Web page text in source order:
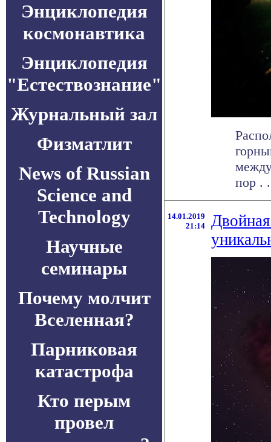
Энциклопедия
космонавтика
Энциклопедия
"Естествознание"
Журнальный зал
Физматлит
News of Russian
Science and
Technology
Научные
семинары
Почему молчит
Вселенная?
Парниковая
катастрофа
Кто перым
провел
пор .
14.01.2019
21:14